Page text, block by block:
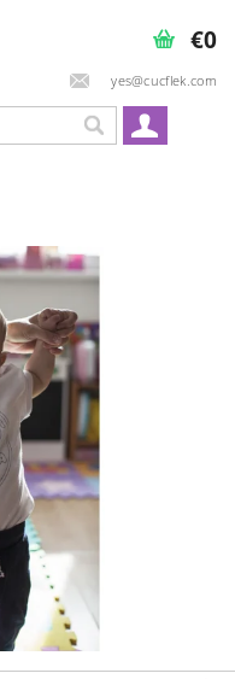
yes@cucflek.com
€0